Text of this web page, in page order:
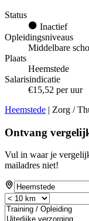
Status
Inactief
Opleidingsniveaus
Middelbare
Plaats
Heemstede
Salarisindicatie
€15,52 per uur
Heemstede | Zorg /
Ontvang
Vul in waar je
mailadres niet!